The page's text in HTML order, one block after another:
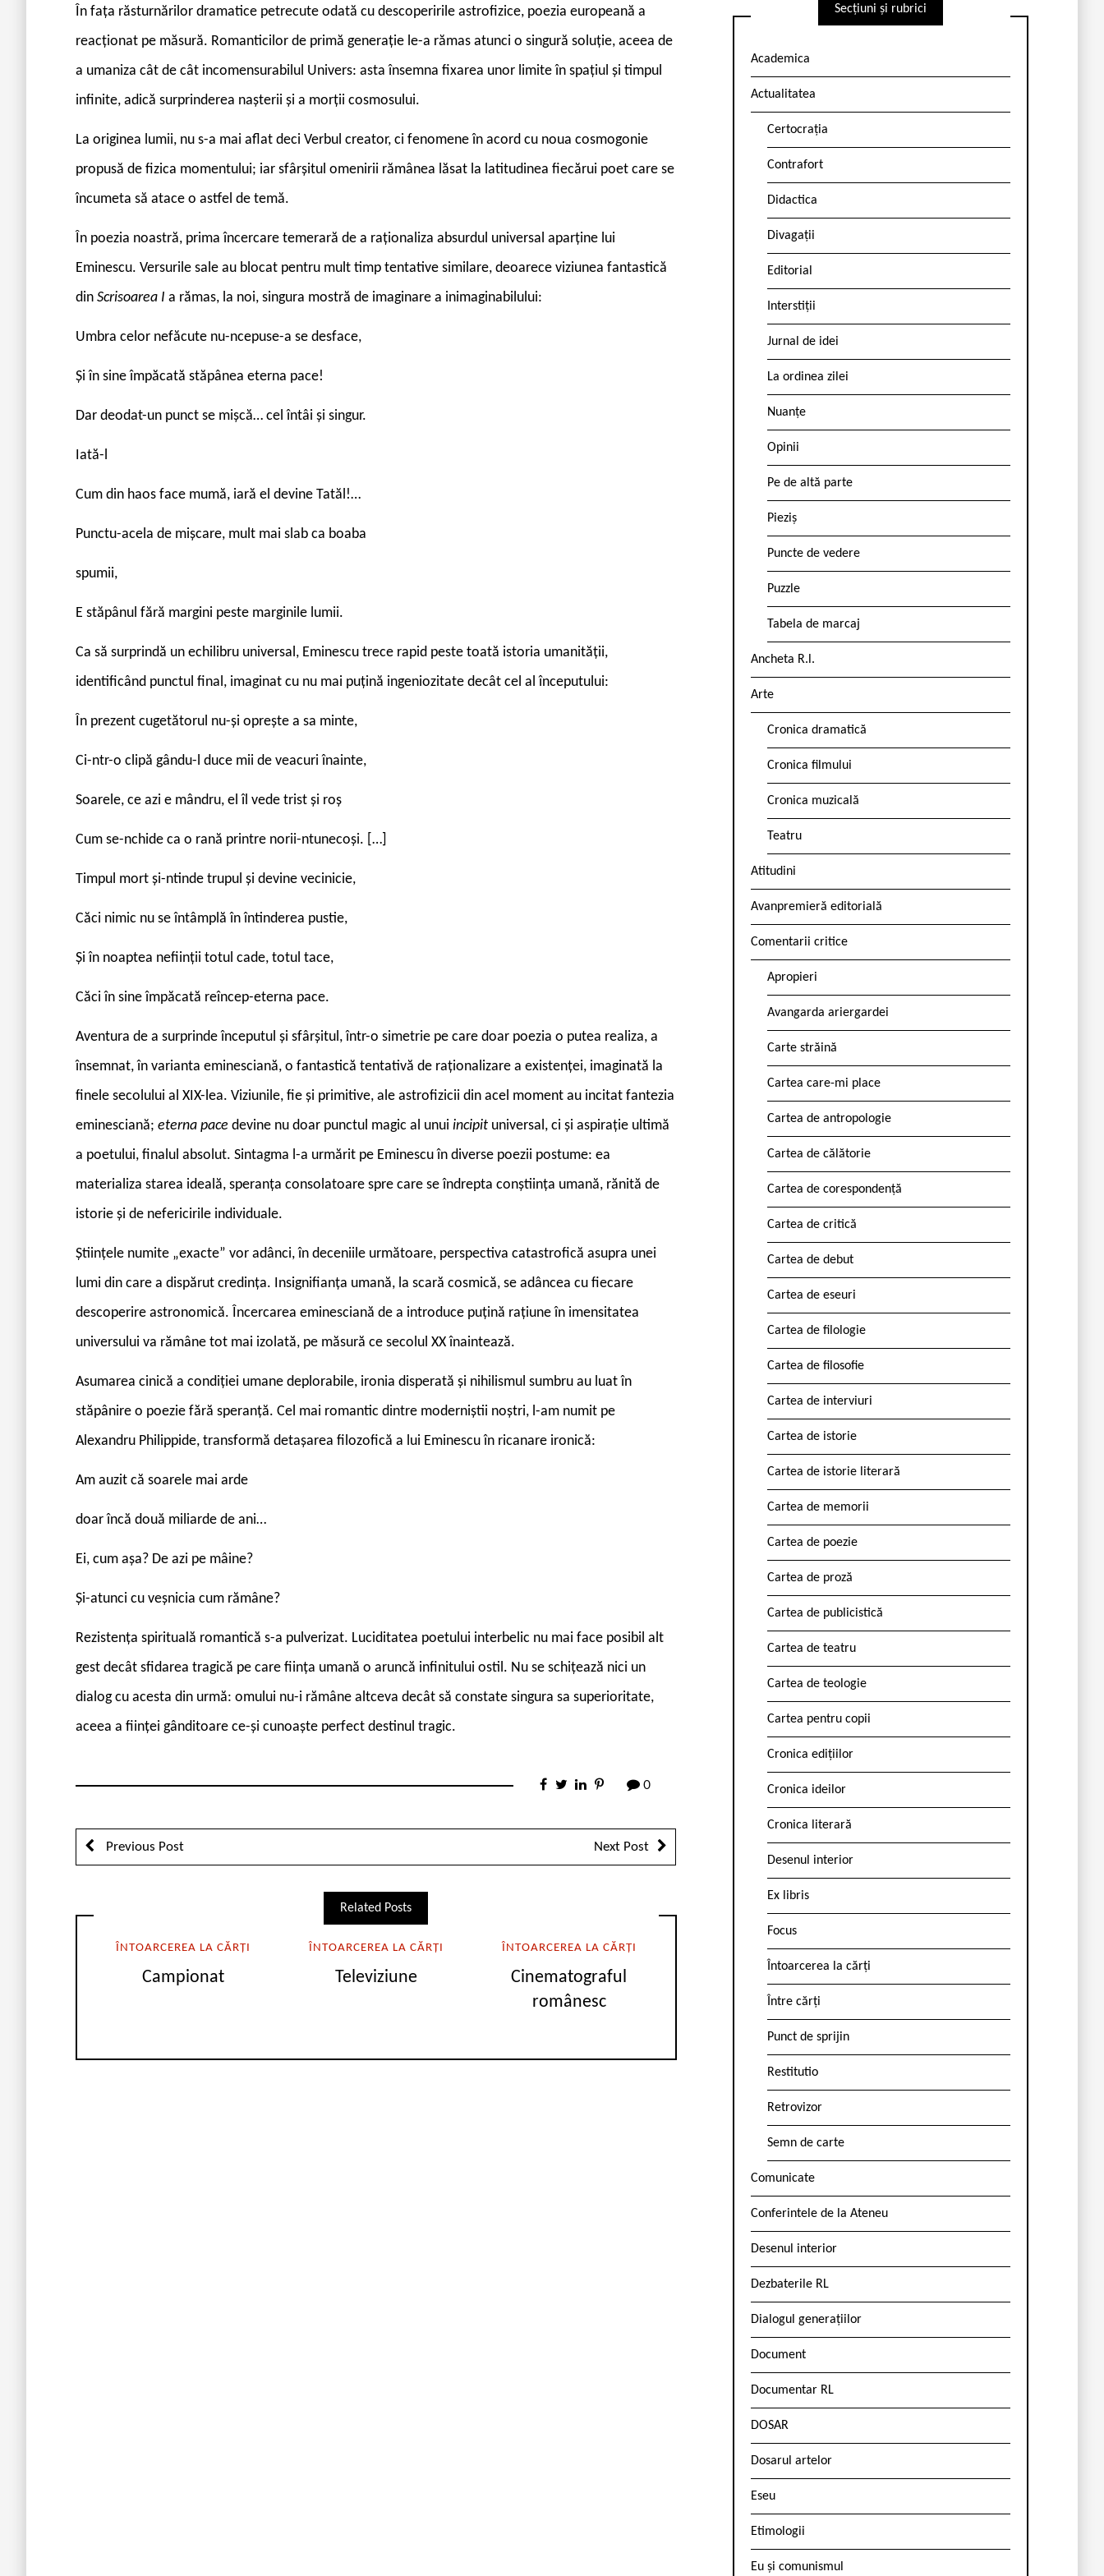
În fața răsturnărilor dramatice petrecute odată cu descoperirile astrofizice, poezia europeană a
reacționat pe măsură. Romanticilor de primă generație le-a rămas atunci o singură soluție, aceea de
a umaniza cât de cât incomensurabilul Univers: asta însemna fixarea unor limite în spațiul și timpul
infinite, adică surprinderea nașterii și a morții cosmosului.
La originea lumii, nu s-a mai aflat deci Verbul creator, ci fenomene în acord cu noua cosmogonie
propusă de fizica momentului; iar sfârșitul omenirii rămânea lăsat la latitudinea fiecărui poet care se
încumeta să atace o astfel de temă.
În poezia noastră, prima încercare temerară de a raționaliza absurdul universal aparține lui
Eminescu. Versurile sale au blocat pentru mult timp tentative similare, deoarece viziunea fantastică
din Scrisoarea I a rămas, la noi, singura mostră de imaginare a inimaginabilului:
Umbra celor nefăcute nu-ncepuse-a se desface,
Și în sine împăcată stăpânea eterna pace!
Dar deodat-un punct se mișcă… cel întâi și singur.
Iată-l
Cum din haos face mumă, iară el devine Tatăl!…
Punctu-acela de mișcare, mult mai slab ca boaba
spumii,
E stăpânul fără margini peste marginile lumii.
Ca să surprindă un echilibru universal, Eminescu trece rapid peste toată istoria umanității,
identificând punctul final, imaginat cu nu mai puțină ingeniozitate decât cel al începutului:
În prezent cugetătorul nu-și oprește a sa minte,
Ci-ntr-o clipă gându-l duce mii de veacuri înainte,
Soarele, ce azi e mândru, el îl vede trist și roș
Cum se-nchide ca o rană printre norii-ntunecoși. […]
Timpul mort și-ntinde trupul și devine vecinicie,
Căci nimic nu se întâmplă în întinderea pustie,
Și în noaptea neființii totul cade, totul tace,
Căci în sine împăcată reîncep-eterna pace.
Aventura de a surprinde începutul și sfârșitul, într-o simetrie pe care doar poezia o putea realiza, a
însemnat, în varianta eminesciană, o fantastică tentativă de raționalizare a existenței, imaginată la
finele secolului al XIX-lea. Viziunile, fie și primitive, ale astrofizicii din acel moment au incitat fantezia
eminesciană; eterna pace devine nu doar punctul magic al unui incipit universal, ci și aspirație ultimă
a poetului, finalul absolut. Sintagma l-a urmărit pe Eminescu în diverse poezii postume: ea
materializa starea ideală, speranța consolatoare spre care se îndrepta conștiința umană, rănită de
istorie și de nefericirile individuale.
Științele numite „exacte” vor adânci, în deceniile următoare, perspectiva catastrofică asupra unei
lumi din care a dispărut credința. Insignifianța umană, la scară cosmică, se adâncea cu fiecare
descoperire astronomică. Încercarea eminesciană de a introduce puțină rațiune în imensitatea
universului va rămâne tot mai izolată, pe măsură ce secolul XX înaintează.
Asumarea cinică a condiției umane deplorabile, ironia disperată și nihilismul sumbru au luat în
stăpânire o poezie fără speranță. Cel mai romantic dintre moderniștii noștri, l-am numit pe
Alexandru Philippide, transformă detașarea filozofică a lui Eminescu în ricanare ironică:
Am auzit că soarele mai arde
doar încă două miliarde de ani…
Ei, cum așa? De azi pe mâine?
Și-atunci cu veșnicia cum rămâne?
Rezistența spirituală romantică s-a pulverizat. Luciditatea poetului interbelic nu mai face posibil alt
gest decât sfidarea tragică pe care ființa umană o aruncă infinitului ostil. Nu se schițează nici un
dialog cu acesta din urmă: omului nu-i rămâne altceva decât să constate singura sa superioritate,
aceea a ființei gânditoare ce-și cunoaște perfect destinul tragic.
0
Previous Post Next Post
Related Posts
ÎNTOARCEREA LA CĂRȚI
Campionat
ÎNTOARCEREA LA CĂRȚI
Televiziune
ÎNTOARCEREA LA CĂRȚI
Cinematograful
românesc
Secțiuni și rubrici
Academica
Actualitatea
Certocrația
Contrafort
Didactica
Divagații
Editorial
Interstiții
Jurnal de idei
La ordinea zilei
Nuanțe
Opinii
Pe de altă parte
Pieziș
Puncte de vedere
Puzzle
Tabela de marcaj
Ancheta R.l.
Arte
Cronica dramatică
Cronica filmului
Cronica muzicală
Teatru
Atitudini
Avanpremieră editorială
Comentarii critice
Apropieri
Avangarda ariergardei
Carte străină
Cartea care-mi place
Cartea de antropologie
Cartea de călătorie
Cartea de corespondență
Cartea de critică
Cartea de debut
Cartea de eseuri
Cartea de filologie
Cartea de filosofie
Cartea de interviuri
Cartea de istorie
Cartea de istorie literară
Cartea de memorii
Cartea de poezie
Cartea de proză
Cartea de publicistică
Cartea de teatru
Cartea de teologie
Cartea pentru copii
Cronica edițiilor
Cronica ideilor
Cronica literară
Desenul interior
Ex libris
Focus
Întoarcerea la cărți
Între cărți
Punct de sprijin
Restitutio
Retrovizor
Semn de carte
Comunicate
Conferintele de la Ateneu
Desenul interior
Dezbaterile RL
Dialogul generațiilor
Document
Documentar RL
DOSAR
Dosarul artelor
Eseu
Etimologii
Eu și comunismul